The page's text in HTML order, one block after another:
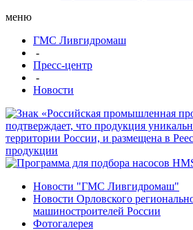
меню
ГМС Ливгидромаш
-
Пресс-центр
-
Новости
Новости "ГМС Ливгидромаш"
Новости Орловского
машиностроителей России
Фотогалерея